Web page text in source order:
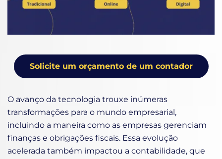
Solicite um orçamento de um contador
O avanço da tecnologia trouxe inúmeras
transformações para o mundo empresarial,
incluindo a maneira como as empresas gerenciam
finanças e obrigações fiscais. Essa evolução
acelerada também impactou a contabilidade, que